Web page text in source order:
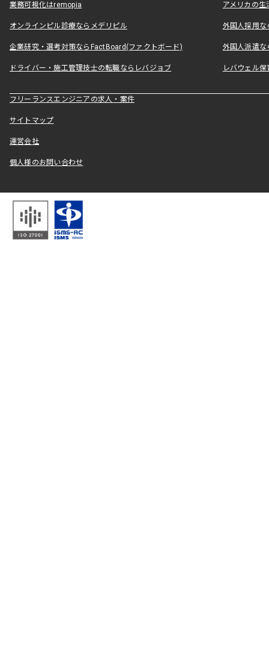
業務可視化はremopia アメリカの
オンラインピル診療ならメデリピル 外国人採用
企業研究・選考対策ならFactBoard(ファクトボード) 外国人派遣な
ドライバー・施工管理技士の転職ならレバジョブ レバウェル
フリーランスエンジニアの求人・案件
サイトマップ
運営会社
個人様のお問い合わせ